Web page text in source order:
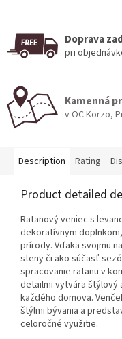
Doprava
pri
Kamenná
v OC Korzo,
Description Rating
Product detailed
Ratanový veniec s
dekoratívnym
prírody. Vďaka svojmu
steny či ako súčasť
spracovanie ratanu v
detailmi vytvára štýlový
každého domova.
štýlmi bývania a
celoročné využitie.